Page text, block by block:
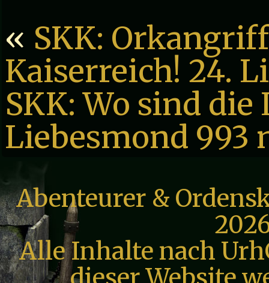
« SKK:
Kaiserreich! 24.
SKK: Wo sind
Liebesmond 993
Abenteurer &
Alle Inhalte nach